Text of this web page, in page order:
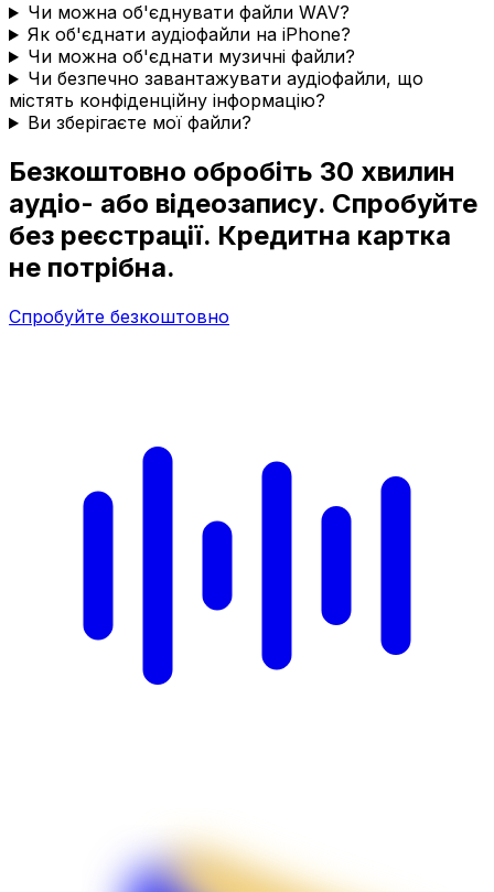
Чи можна об'єднувати файли WAV?
Як об'єднати аудіофайли на iPhone?
Чи можна об'єднати музичні файли?
Чи безпечно завантажувати аудіофайли, що
містять конфіденційну інформацію?
Ви зберігаєте мої файли?
Безкоштовно обробіть 30 хвилин
аудіо- або відеозапису. Спробуйте
без реєстрації. Кредитна картка
не потрібна.
Спробуйте безкоштовно